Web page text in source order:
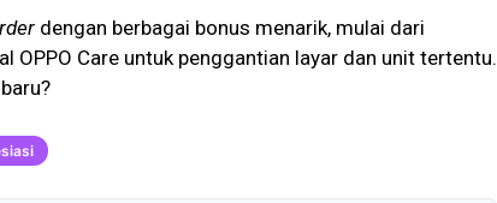
dengan berbagai bonus menarik, mulai dari
OPPO Care untuk penggantian layar dan unit tertentu.
baru?